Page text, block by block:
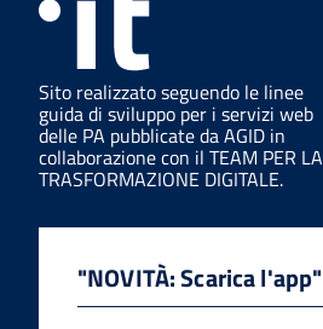
Sito realizzato seguendo le linee
guida di sviluppo per i servizi web
delle PA pubblicate da AGID in
collaborazione con il TEAM PER LA
TRASFORMAZIONE DIGITALE.
"NOVITÀ: Scarica l'app"